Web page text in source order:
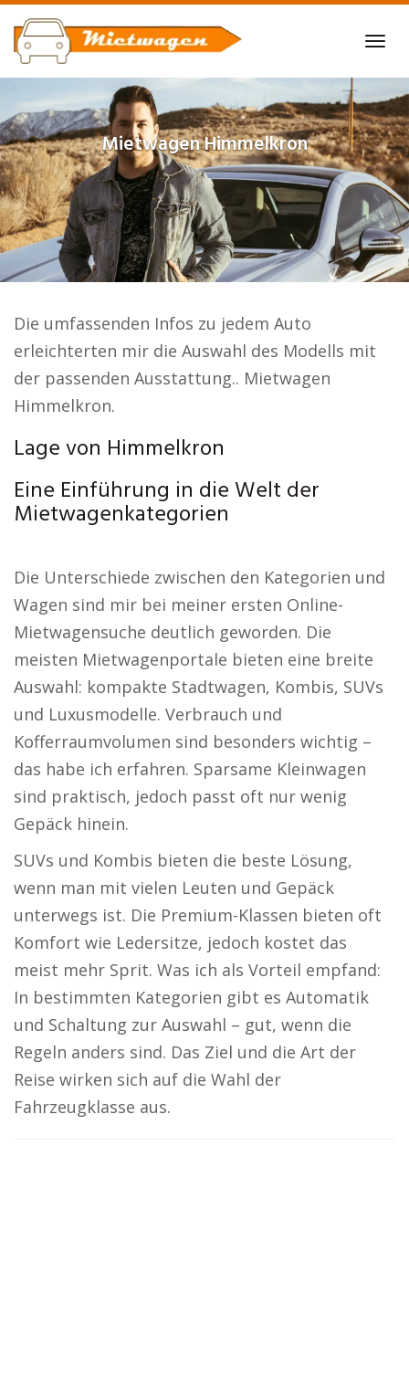
Skip
to
main
content
MietwagenHimmelkron
Die umfassenden Infos zu jedem Auto
erleichterten mir die Auswahl des Modells mit
der passenden Ausstattung.. Mietwagen
Himmelkron.
Lage von Himmelkron
Eine Einführung in die Welt der
Mietwagenkategorien
Die Unterschiede zwischen den Kategorien und
Wagen sind mir bei meiner ersten Online-
Mietwagensuche deutlich geworden. Die
meisten Mietwagenportale bieten eine breite
Auswahl: kompakte Stadtwagen, Kombis, SUVs
und Luxusmodelle. Verbrauch und
Kofferraumvolumen sind besonders wichtig –
das habe ich erfahren. Sparsame Kleinwagen
sind praktisch, jedoch passt oft nur wenig
Gepäck hinein.
SUVs und Kombis bieten die beste Lösung,
wenn man mit vielen Leuten und Gepäck
unterwegs ist. Die Premium-Klassen bieten oft
Komfort wie Ledersitze, jedoch kostet das
meist mehr Sprit. Was ich als Vorteil empfand:
In bestimmten Kategorien gibt es Automatik
und Schaltung zur Auswahl – gut, wenn die
Regeln anders sind. Das Ziel und die Art der
Reise wirken sich auf die Wahl der
Fahrzeugklasse aus.